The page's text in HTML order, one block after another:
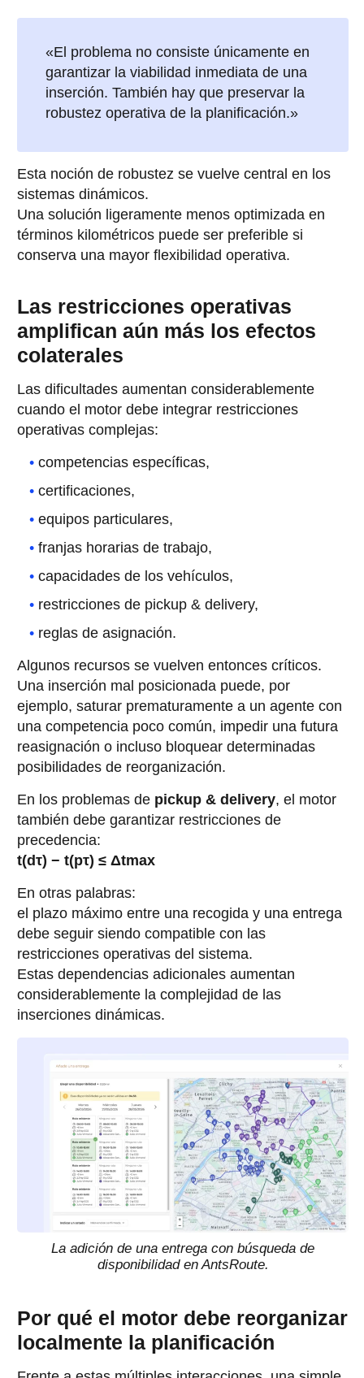
«El problema no consiste únicamente en
garantizar la viabilidad inmediata de una
inserción. También hay que preservar la
robustez operativa de la planificación.»
Esta noción de robustez se vuelve central en los
sistemas dinámicos.
Una solución ligeramente menos optimizada en
términos kilométricos puede ser preferible si
conserva una mayor flexibilidad operativa.
Las restricciones operativas
amplifican aún más los efectos
colaterales
Las dificultades aumentan considerablemente
cuando el motor debe integrar restricciones
operativas complejas:
competencias específicas,
certificaciones,
equipos particulares,
franjas horarias de trabajo,
capacidades de los vehículos,
restricciones de pickup & delivery,
reglas de asignación.
Algunos recursos se vuelven entonces críticos.
Una inserción mal posicionada puede, por
ejemplo, saturar prematuramente a un agente con
una competencia poco común, impedir una futura
reasignación o incluso bloquear determinadas
posibilidades de reorganización.
En los problemas de pickup & delivery, el motor
también debe garantizar restricciones de
precedencia:
t(dτ) − t(pτ) ≤ Δtmax
En otras palabras:
el plazo máximo entre una recogida y una entrega
debe seguir siendo compatible con las
restricciones operativas del sistema.
Estas dependencias adicionales aumentan
considerablemente la complejidad de las
inserciones dinámicas.
La adición de una entrega con búsqueda de
disponibilidad en AntsRoute.
Por qué el motor debe reorganizar
localmente la planificación